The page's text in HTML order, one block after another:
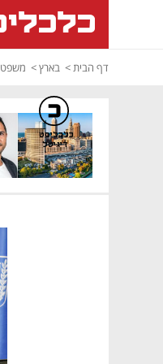
דף הבית בארץ משפט
כלכליסט
דיגיטל